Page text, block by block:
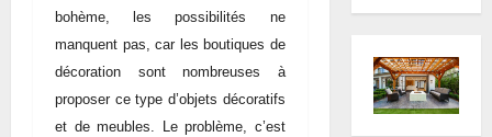
bohème, les possibilités ne
manquent pas, car les boutiques de
décoration sont nombreuses à
proposer ce type d’objets décoratifs
et de meubles. Le problème, c’est